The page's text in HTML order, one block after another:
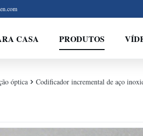
CASA PRODUTOS
óptica Codificador incremental de aço